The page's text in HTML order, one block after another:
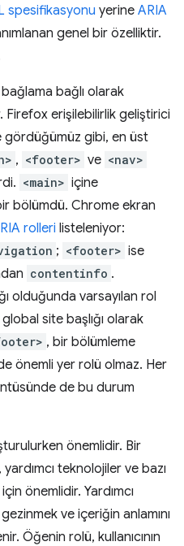
spesifikasyonu yerine ARIA
genel bir özelliktir.
bağlı olarak
erişilebilirlik geliştirici
gördüğümüz gibi, en üst
, <footer> ve <nav>
<main> içine
bölümdü. Chrome ekran
rolleri listeleniyor:
; <footer> ise
contentinfo .
olduğunda varsayılan rol
site başlığı olarak
, bir bölümleme
önemli yer rolü olmaz. Her
de bu durum
önemlidir. Bir
teknolojiler ve bazı
önemlidir. Yardımcı
ve içeriğin anlamını
Öğenin rolü, kullanıcının